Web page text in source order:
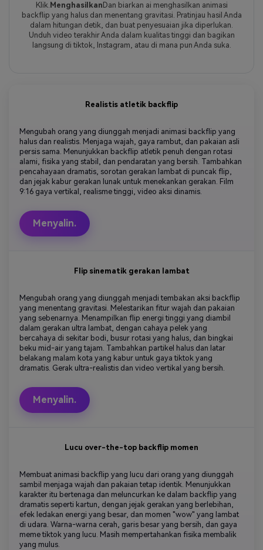
Klik. Menghasilkan Dan biarkan ai menghasilkan animasi
backflip yang halus dan menentang gravitasi. Pratinjau hasil Anda
dalam hitungan detik, dan buat penyesuaian jika diperlukan.
Unduh video terakhir Anda dalam kualitas tinggi dan bagikan
langsung di tiktok, Instagram, atau di mana pun Anda suka.
Realistis atletik backflip
Mengubah orang yang diunggah menjadi animasi backflip yang
halus dan realistis. Menjaga wajah, gaya rambut, dan pakaian asli
persis sama. Menunjukkan backflip atletik penuh dengan rotasi
alami, fisika yang stabil, dan pendaratan yang bersih. Tambahkan
pencahayaan dramatis, sorotan gerakan lambat di puncak flip,
dan jejak kabur gerakan lunak untuk menekankan gerakan. Film
9:16 gaya vertikal, realisme tinggi, video aksi dinamis.
Menyalin.
Flip sinematik gerakan lambat
Mengubah orang yang diunggah menjadi tembakan aksi backflip
yang menentang gravitasi. Melestarikan fitur wajah dan pakaian
yang sebenarnya. Menampilkan flip energi tinggi yang diambil
dalam gerakan ultra lambat, dengan cahaya pelek yang
bercahaya di sekitar bodi, busur rotasi yang halus, dan bingkai
beku mid-air yang tajam. Tambahkan partikel halus dan latar
belakang malam kota yang kabur untuk gaya tiktok yang
dramatis. Gerak ultra-realistis dan video vertikal yang bersih.
Menyalin.
Lucu over-the-top backflip momen
Membuat animasi backflip yang lucu dari orang yang diunggah
sambil menjaga wajah dan pakaian tetap identik. Menunjukkan
karakter itu bertenaga dan meluncurkan ke dalam backflip yang
dramatis seperti kartun, dengan jejak gerakan yang berlebihan,
efek ledakan energi yang besar, dan momen "wow" yang lambat
di udara. Warna-warna cerah, garis besar yang bersih, dan gaya
meme tiktok yang lucu. Masih mempertahankan fisika membalik
yang mulus.